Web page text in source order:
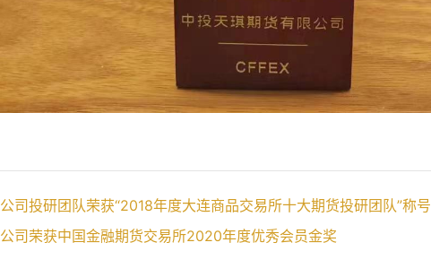
公司投研团队荣获“2018年度大连商品交易所十大期货投研团队”称号
公司荣获中国金融期货交易所2020年度优秀会员金奖